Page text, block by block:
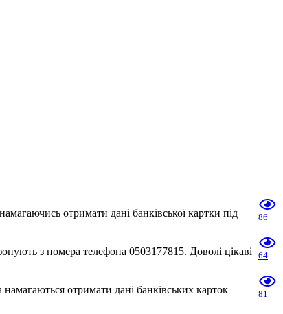
отримати дані банківської картки під
86
з номера телефона 0503177815. Доволі цікаві
64
отримати дані банківських карток
81